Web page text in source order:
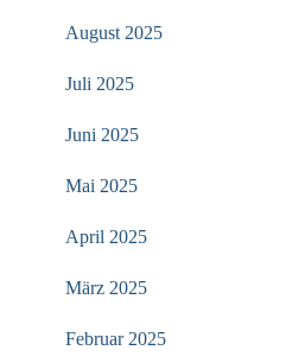
August 2025
Juli 2025
Juni 2025
Mai 2025
April 2025
März 2025
Februar 2025